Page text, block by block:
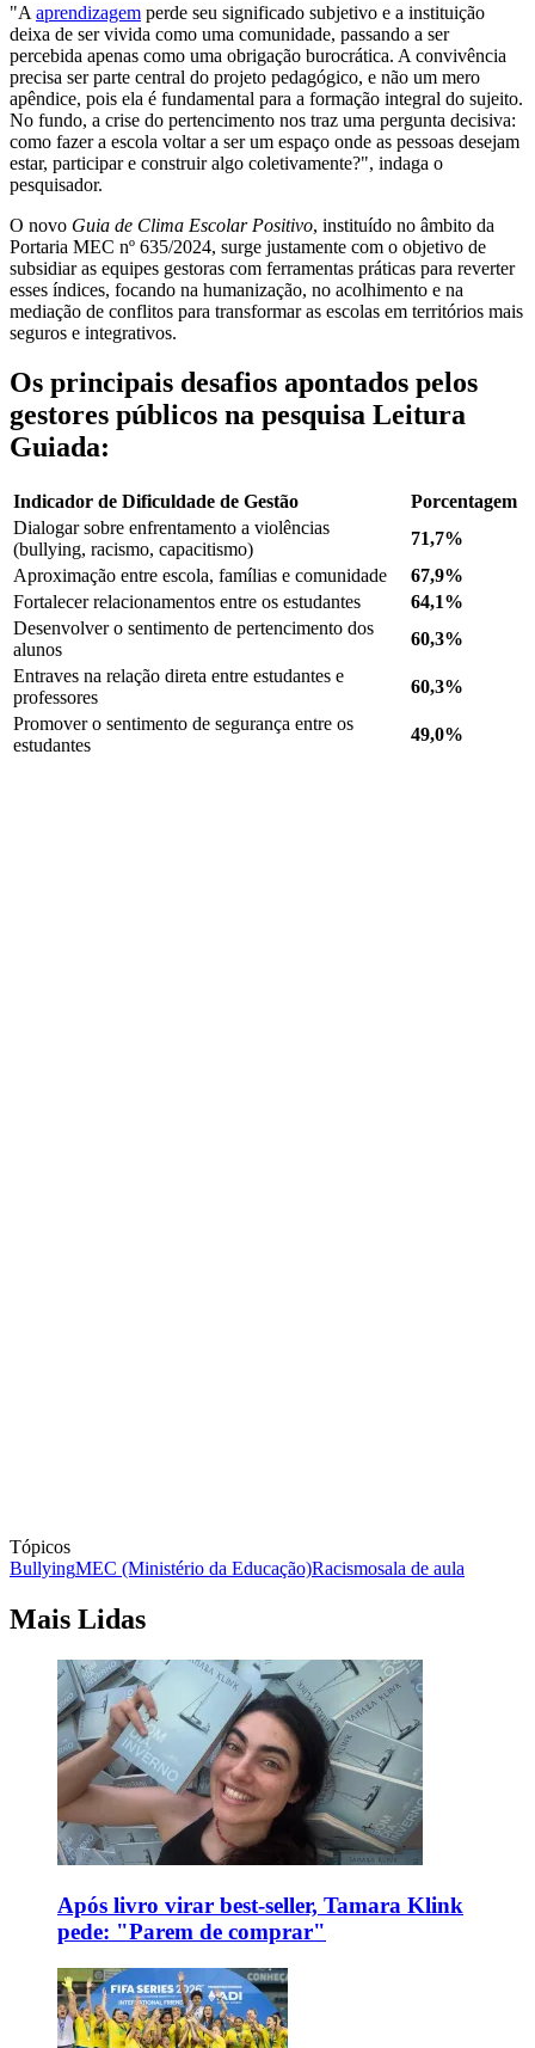
"A aprendizagem perde seu significado subjetivo e a instituição
deixa de ser vivida como uma comunidade, passando a ser
percebida apenas como uma obrigação burocrática. A convivência
precisa ser parte central do projeto pedagógico, e não um mero
apêndice, pois ela é fundamental para a formação integral do sujeito.
No fundo, a crise do pertencimento nos traz uma pergunta decisiva:
como fazer a escola voltar a ser um espaço onde as pessoas desejam
estar, participar e construir algo coletivamente?", indaga o
pesquisador.
O novo Guia de Clima Escolar Positivo, instituído no âmbito da
Portaria MEC nº 635/2024, surge justamente com o objetivo de
subsidiar as equipes gestoras com ferramentas práticas para reverter
esses índices, focando na humanização, no acolhimento e na
mediação de conflitos para transformar as escolas em territórios mais
seguros e integrativos.
Os principais desafios apontados pelos
gestores públicos na pesquisa Leitura
Guiada:
Indicador de Dificuldade de Gestão
Porcentagem
Dialogar sobre enfrentamento a violências
(bullying, racismo, capacitismo)
71,7%
Aproximação entre escola, famílias e comunidade
67,9%
Fortalecer relacionamentos entre os estudantes
64,1%
Desenvolver o sentimento de pertencimento dos
alunos
60,3%
Entraves na relação direta entre estudantes e
professores
60,3%
Promover o sentimento de segurança entre os
estudantes
49,0%
Tópicos
BullyingMEC (Ministério da Educação)Racismosala de aula
Mais Lidas
Após livro virar best-seller, Tamara Klink
pede: "Parem de comprar"